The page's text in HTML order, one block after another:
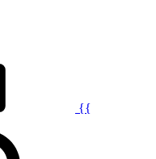
{{